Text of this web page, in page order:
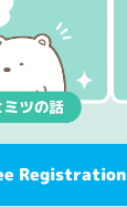
Registration